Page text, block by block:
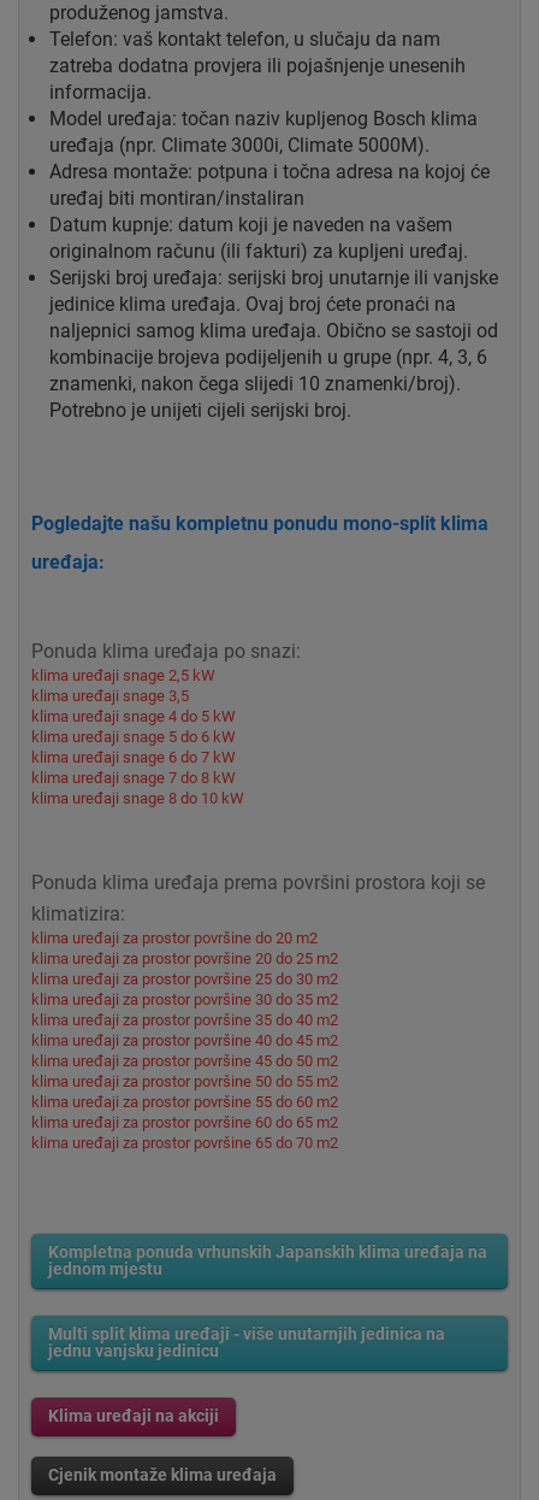
produženog jamstva.
Telefon: vaš kontakt telefon, u slučaju da nam
zatreba dodatna provjera ili pojašnjenje unesenih
informacija.
Model uređaja: točan naziv kupljenog Bosch klima
uređaja (npr. Climate 3000i, Climate 5000M).
Adresa montaže: potpuna i točna adresa na kojoj će
uređaj biti montiran/instaliran
Datum kupnje: datum koji je naveden na vašem
originalnom računu (ili fakturi) za kupljeni uređaj.
Serijski broj uređaja: serijski broj unutarnje ili vanjske
jedinice klima uređaja. Ovaj broj ćete pronaći na
naljepnici samog klima uređaja. Obično se sastoji od
kombinacije brojeva podijeljenih u grupe (npr. 4, 3, 6
znamenki, nakon čega slijedi 10 znamenki/broj).
Potrebno je unijeti cijeli serijski broj.
Pogledajte našu kompletnu ponudu mono-split klima
uređaja:
Ponuda klima uređaja po snazi:
klima uređaji snage 2,5 kW
klima uređaji snage 3,5
klima uređaji snage 4 do 5 kW
klima uređaji snage 5 do 6 kW
klima uređaji snage 6 do 7 kW
klima uređaji snage 7 do 8 kW
klima uređaji snage 8 do 10 kW
Ponuda klima uređaja prema površini prostora koji se
klimatizira:
klima uređaji za prostor površine do 20 m2
klima uređaji za prostor površine 20 do 25 m2
klima uređaji za prostor površine 25 do 30 m2
klima uređaji za prostor površine 30 do 35 m2
klima uređaji za prostor površine 35 do 40 m2
klima uređaji za prostor površine 40 do 45 m2
klima uređaji za prostor površine 45 do 50 m2
klima uređaji za prostor površine 50 do 55 m2
klima uređaji za prostor površine 55 do 60 m2
klima uređaji za prostor površine 60 do 65 m2
klima uređaji za prostor površine 65 do 70 m2
Kompletna ponuda vrhunskih Japanskih klima uređaja na
jednom mjestu
Multi split klima uređaji - više unutarnjih jedinica na
jednu vanjsku jedinicu
Klima uređaji na akciji
Cjenik montaže klima uređaja